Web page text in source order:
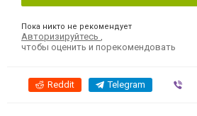
Пока никто не рекомендует
Авторизируйтесь
чтобы оценить и порекомендовать
Reddit Telegram